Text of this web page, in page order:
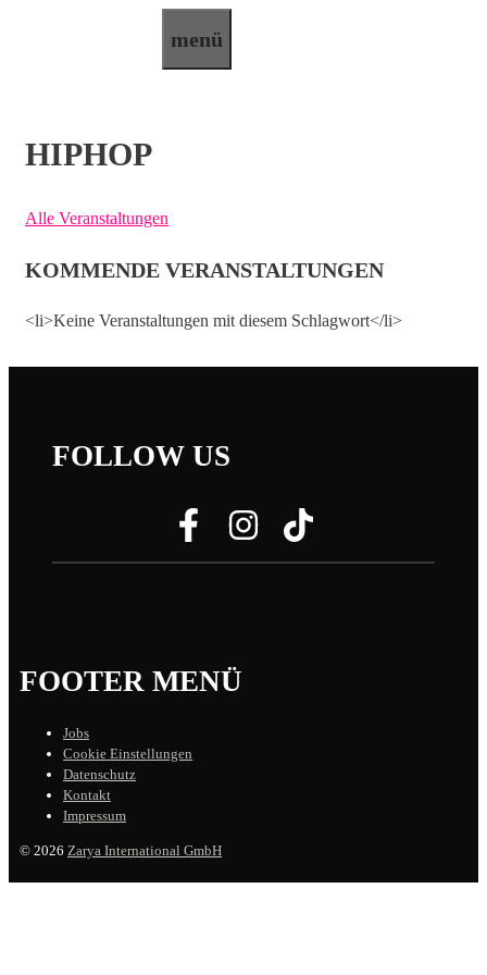
menü
HIPHOP
Alle Veranstaltungen
KOMMENDE VERANSTALTUNGEN
<li>Keine Veranstaltungen mit diesem Schlagwort</li>
FOLLOW US
FOOTER MENÜ
Jobs
Cookie Einstellungen
Datenschutz
Kontakt
Impressum
© 2026 Zarya International GmbH